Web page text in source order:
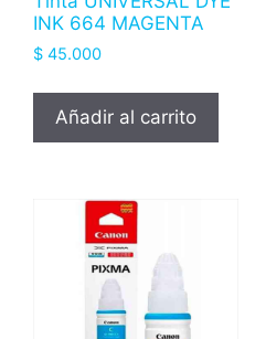
INK 664 MAGENTA
$ 45.000
Añadir al carrito